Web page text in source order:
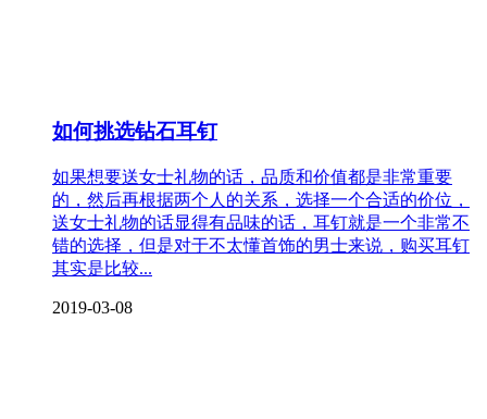
如何挑选钻石耳钉
如果想要送女士礼物的话，品质和价值都是非常重要
的，然后再根据两个人的关系，选择一个合适的价位，
送女士礼物的话显得有品味的话，耳钉就是一个非常不
错的选择，但是对于不太懂首饰的男士来说，购买耳钉
其实是比较...
2019-03-08